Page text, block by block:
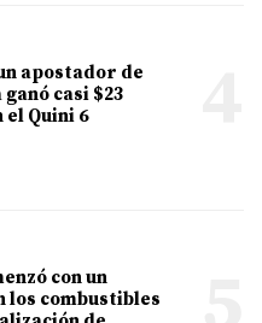
apostador de
casi $23
el Quini 6
con un
los combustibles